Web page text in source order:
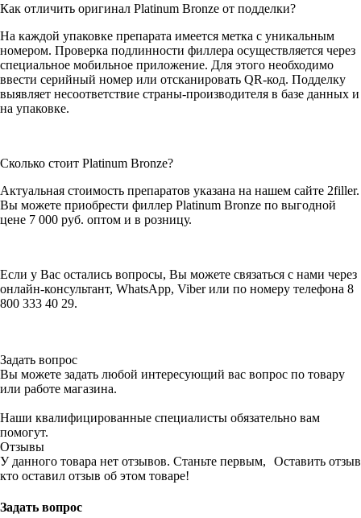
Как отличить оригинал Platinum Bronze от подделки?
На каждой упаковке препарата имеется метка с уникальным
номером. Проверка подлинности филлера осуществляется через
специальное мобильное приложение. Для этого необходимо
ввести серийный номер или отсканировать QR-код. Подделку
выявляет несоответствие страны-производителя в базе данных и
на упаковке.
Сколько стоит Platinum Bronze?
Актуальная стоимость препаратов указана на нашем сайте 2filler.
Вы можете приобрести филлер Platinum Bronze по выгодной
цене 7 000 руб. оптом и в розницу.
Если у Вас остались вопросы, Вы можете связаться с нами через
онлайн-консультант, WhatsApp, Viber или по номеру телефона 8
800 333 40 29.
Задать вопрос
Вы можете задать любой интересующий вас вопрос по товару
или работе магазина.
Наши квалифицированные специалисты обязательно вам
помогут.
Отзывы
Оставить отзыв
У данного товара нет отзывов. Станьте первым,
кто оставил отзыв об этом товаре!
Задать вопрос